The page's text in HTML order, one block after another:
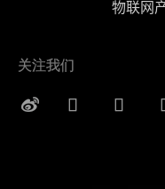
物联网
关注我们